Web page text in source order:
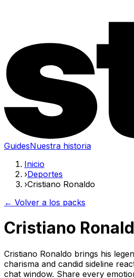
GuidesNuestra historia
Inicio
›Deportes
›Cristiano Ronaldo
← Volver a los packs
Cristiano
Cristiano Ronaldo brings his
charisma and candid sideline
chat window. Share every